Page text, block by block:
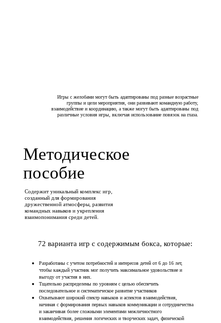
Игры с желобами могут быть адаптированы под разные возрастные
группы и цели мероприятия, они развивают командную работу,
взаимодействие и координацию, а также могут быть адаптированы под
различные условия игры, включая использование повязок на глаза.
Методическое
пособие
Содержит уникальный комплекс игр,
созданный для формирования
дружественной атмосферы, развития
командных навыков и укрепления
взаимопонимания среди детей.
72 варианта игр с содержимым бокса, которые:
Разработаны с учетом потребностей и интересов детей от 6 до 16 лет,
чтобы каждый участник мог получить максимальное удовольствие и
выгоду от участия в них.
Тщательно распределены по уровням с целью обеспечить
последовательное и систематическое развитие участников
Охватывают широкий спектр навыков и аспектов взаимодействия,
начиная с формирования первых навыков коммуникации и сотрудничества
и заканчивая более сложными элементами межличностного
взаимодействия, решения логических и творческих задач, физической